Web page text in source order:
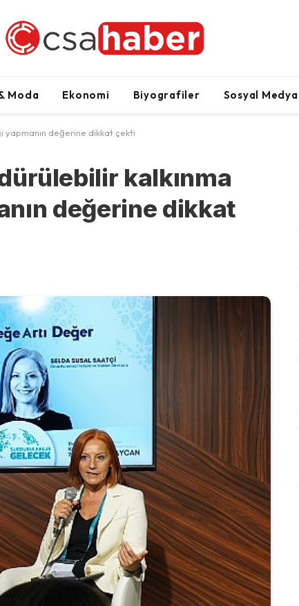
Moda Ekonomi Biyografiler Sosyal Medya
yapmanın değerine dikkat çekti
kalkınma
değerine dikkat